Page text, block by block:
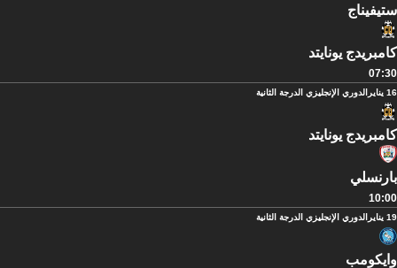
ستيفيناج
كامبريدج يونايتد
07:30
16 يناير الدوري الإنجليزي الدرجة الثانية
كامبريدج يونايتد
بارنسلي
10:00
19 يناير الدوري الإنجليزي الدرجة الثانية
وايكومب